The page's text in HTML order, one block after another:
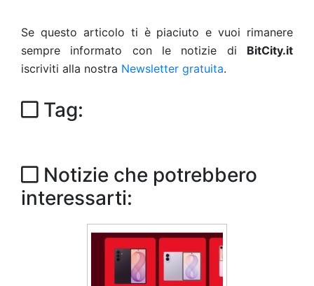
Se questo articolo ti è piaciuto e vuoi rimanere
sempre informato con le notizie di BitCity.it
iscriviti alla nostra Newsletter gratuita.
Tag:
Notizie che potrebbero
interessarti: